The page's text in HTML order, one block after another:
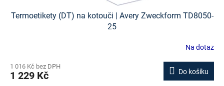
Termoetikety (DT) na kotouči | Avery Zweckform TD8050-
25
Na dotaz
1 016 Kč bez DPH
1 229 Kč Do košíku